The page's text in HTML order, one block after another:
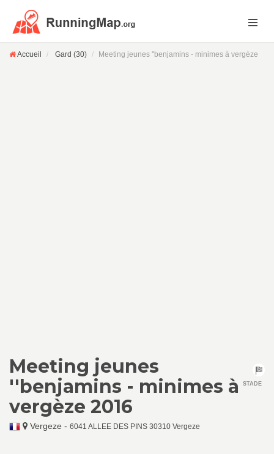
Accueil Gard (30) Meeting jeunes ''benjamins - minimes à vergèze
Meeting jeunes
''benjamins - minimes à
vergèze 2016
Vergeze - 6041 ALLEE DES PINS 30310 Vergeze
STADE